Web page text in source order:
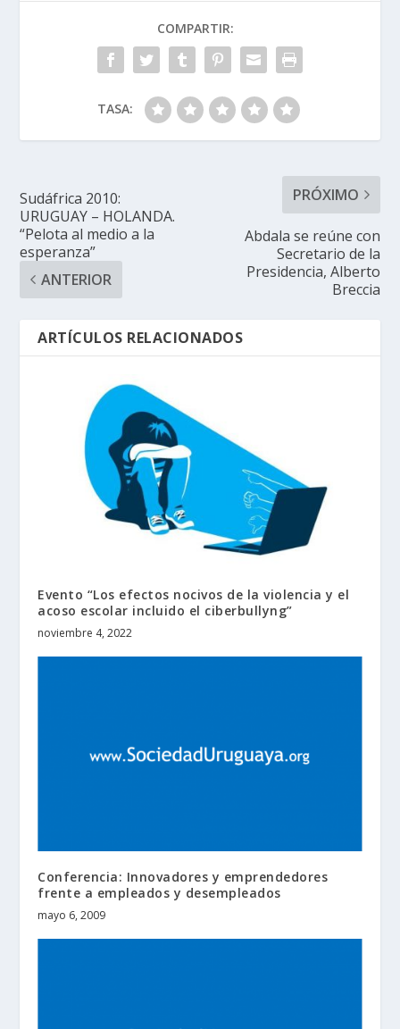
COMPARTIR:
TASA:
Sudáfrica 2010:
URUGUAY – HOLANDA.
“Pelota al medio a la
esperanza”
ANTERIOR
PRÓXIMO
Abdala se reúne con
Secretario de la
Presidencia, Alberto
Breccia
ARTÍCULOS RELACIONADOS
Evento “Los efectos nocivos de la violencia y el
acoso escolar incluido el ciberbullyng”
noviembre 4, 2022
Conferencia: Innovadores y emprendedores
frente a empleados y desempleados
mayo 6, 2009